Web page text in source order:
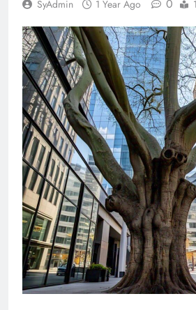
SyAdmin 1 Year Ago 0